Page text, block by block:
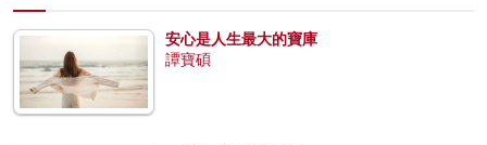
安心是人生最大的寶庫
譚寶碩